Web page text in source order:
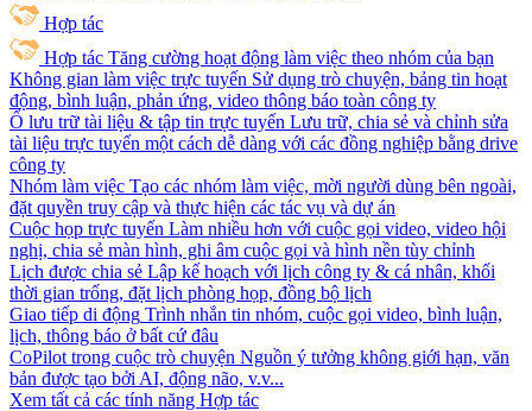
Hợp tác
Hợp tác Tăng cường hoạt động làm việc theo nhóm của bạn
Không gian làm việc trực tuyến Sử dụng trò chuyện, bảng tin hoạt
động, bình luận, phản ứng, video thông báo toàn công ty
Ổ lưu trữ tài liệu & tập tin trực tuyến Lưu trữ, chia sẻ và chỉnh sửa
tài liệu trực tuyến một cách dễ dàng với các đồng nghiệp bằng drive
công ty
Nhóm làm việc Tạo các nhóm làm việc, mời người dùng bên ngoài,
đặt quyền truy cập và thực hiện các tác vụ và dự án
Cuộc họp trực tuyến Làm nhiều hơn với cuộc gọi video, video hội
nghị, chia sẻ màn hình, ghi âm cuộc gọi và hình nền tùy chỉnh
Lịch được chia sẻ Lập kế hoạch với lịch công ty & cá nhân, khối
thời gian trống, đặt lịch phòng họp, đồng bộ lịch
Giao tiếp di động Trình nhắn tin nhóm, cuộc gọi video, bình luận,
lịch, thông báo ở bất cứ đâu
CoPilot trong cuộc trò chuyện Nguồn ý tưởng không giới hạn, văn
bản được tạo bởi AI, động não, v.v...
Xem tất cả các tính năng Hợp tác